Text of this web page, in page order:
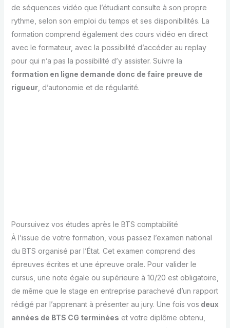
de séquences vidéo que l’étudiant consulte à son propre
rythme, selon son emploi du temps et ses disponibilités. La
formation comprend également des cours vidéo en direct
avec le formateur, avec la possibilité d’accéder au replay
pour qui n’a pas la possibilité d’y assister. Suivre la
formation en ligne demande donc de faire preuve de
rigueur, d’autonomie et de régularité.
Poursuivez vos études après le BTS comptabilité
À l’issue de votre formation, vous passez l’examen national
du BTS organisé par l’État. Cet examen comprend des
épreuves écrites et une épreuve orale. Pour valider le
cursus, une note égale ou supérieure à 10/20 est obligatoire,
de même que le stage en entreprise parachevé d’un rapport
rédigé par l’apprenant à présenter au jury. Une fois vos deux
années de BTS CG terminées et votre diplôme obtenu,